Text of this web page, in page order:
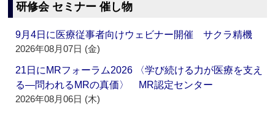
研修会 セミナー 催し物
9月4日に医療従事者向けウェビナー開催 サクラ精機
2026年08月07日 (金)
21日にMRフォーラム2026 〈学び続ける力が医療を支え
る―問われるMRの真価〉 MR認定センター
2026年08月06日 (木)